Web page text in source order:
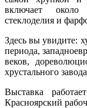
включает около
стеклоделия и
Здесь вы увидите:
периода,
веков,
хрустального
Выставка
Красноярский